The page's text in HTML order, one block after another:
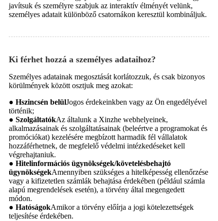
javítsuk és személyre szabjuk az interaktív élményét velünk,
személyes adatait különböző csatornákon keresztül kombináljuk.
Ki férhet hozzá a személyes adataihoz?
Személyes adatainak megosztását korlátozzuk, és csak bizonyos
körülmények között osztjuk meg azokat:
● Hszincsén belülJogos érdekeinkben vagy az Ön engedélyével
történik;
● SzolgáltatókAz általunk a Xinzhe webhelyeinek,
alkalmazásainak és szolgáltatásainak (beleértve a programokat és
promóciókat) kezelésére megbízott harmadik fél vállalatok
hozzáférhetnek, de megfelelő védelmi intézkedéseket kell
végrehajtaniuk.
● Hitelinformációs ügynökségek/követelésbehajtó
ügynökségekAmennyiben szükséges a hitelképesség ellenőrzése
vagy a kifizetetlen számlák behajtása érdekében (például számla
alapú megrendelések esetén), a törvény által megengedett
módon.
● HatóságokAmikor a törvény előírja a jogi kötelezettségek
teljesítése érdekében.